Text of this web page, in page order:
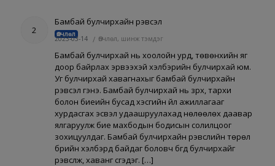
2
Бамбай булчирхайн үрэвсэл
Өвчлөл
2023-03-14 / Өвчлөл, шинж тэмдэг
Бамбай булчирхай нь хоолойн урд, төвөнхийн яг
доор байрлах эрвээхэй хэлбэрийн булчирхай юм.
Уг булчирхай хавагнахыг бамбай булчирхайн
үрэвсэл гэнэ. Бамбай булчирхай нь зүрх, тархи
болон биеийн бусад хэсгийн үйл ажиллагааг
хурдасгах эсвэл удаашруулахад нөлөөлөх даавар
ялгаруулж бие махбодын бодисын солилцоог
зохицуулдаг. Бамбай булчирхайн үрэвслийн төрөл
бүрийн хэлбэрүүд байдаг боловч бүгд булчирхайг
үрэвсүүлж, хаванг үүсгэдэг. […]